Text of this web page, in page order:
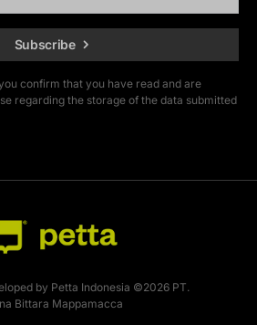
Subscribe
confirm that you have read and are
regarding the storage of the data submitted
by Petta Indonesia ©2026 PT.
Bittara Mappamacca